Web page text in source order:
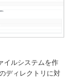
イルシステムを作
ディレクトリに対